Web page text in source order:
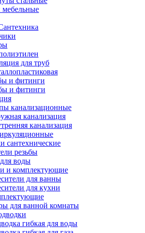
мебельные
для труб
и фитинги
и фитинги
канализационные
канализация
канализация
сантехнические
резьбы
воды
и комплектующие
для ванны
для кухни
для ванной комнаты
гибкая для воды